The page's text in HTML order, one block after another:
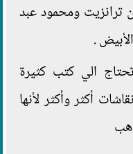
ومحمود عبد
.
الي كتب كثيرة
أكثر وأكثر لأنها